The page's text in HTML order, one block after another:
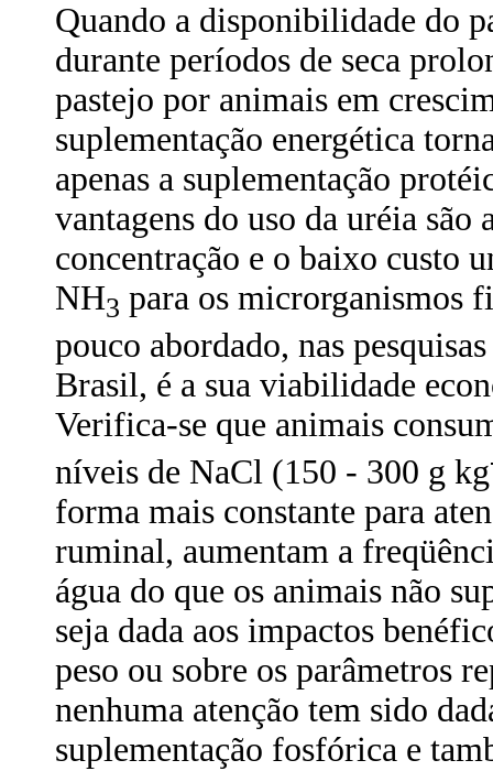
Quando a disponibilidade do
durante períodos de seca
pastejo por animais em
suplementação energética
apenas a suplementação
vantagens do uso da uréia
concentração e o baixo custo
NH3 para os microrganismos
pouco abordado, nas
Brasil, é a sua viabilidade
Verifica-se que animais
níveis de NaCl (150 - 300 g kg
forma mais constante para
ruminal, aumentam a
água do que os animais não
seja dada aos impactos
peso ou sobre os parâmetros
nenhuma atenção tem sido
suplementação fosfórica e